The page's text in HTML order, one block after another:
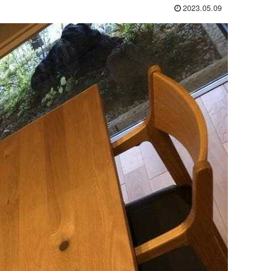
つつ、特に人気な各社の
透明テーブルマットを厳
選・比較し、ランキング
化しました。加えて、
「自分の状況にぴった
り...
2023.05.09